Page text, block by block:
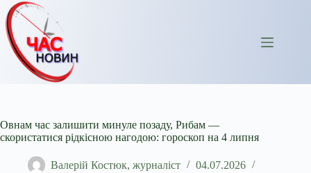
Перейти
до
вмісту
Овнам час залишити минуле позаду, Рибам —
скористатися рідкісною нагодою: гороскоп на 4 липня
Валерій Костюк, журналіст
04.07.2026